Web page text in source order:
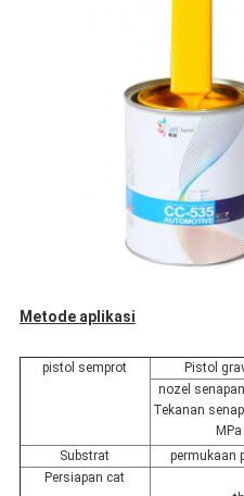
Metode aplikasi
pistol semprot Pistol
nozel
Tekanan
MPa
Substrat
permukaan
Persiapan cat